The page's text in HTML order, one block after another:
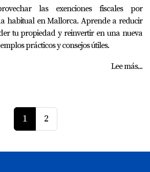
las exenciones fiscales por
habitual en Mallorca. Aprende a reducir
tu propiedad y reinvertir en una nueva
prácticos y consejos útiles.
Lee más...
1 2